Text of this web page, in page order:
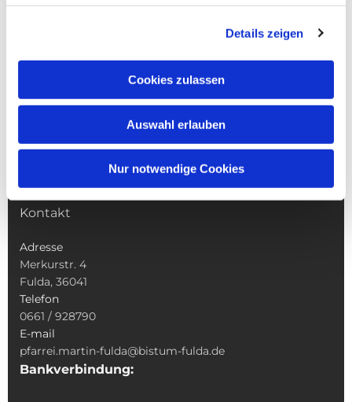
Details zeigen
Cookies zulassen
Auswahl erlauben
Nur notwendige Cookies
Gottesdienste
Veranstaltungen & Angebote
Kindertagesstätte St. Andreas
Kontakt
Adresse
Merkurstr. 4
Fulda, 36041
Telefon
0661 / 928790
E-mail
pfarrei.martin-fulda@bistum-fulda.de
Bankverbindung: